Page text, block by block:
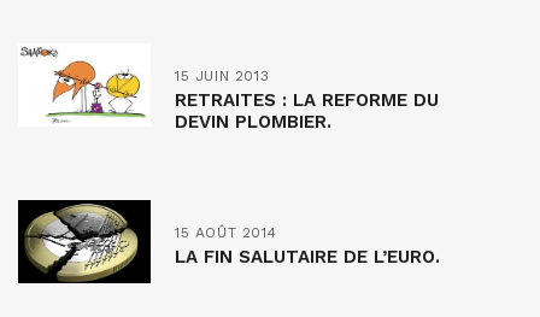
15 JUIN 2013
RETRAITES : LA REFORME DU
DEVIN PLOMBIER.
15 AOÛT 2014
LA FIN SALUTAIRE DE L’EURO.